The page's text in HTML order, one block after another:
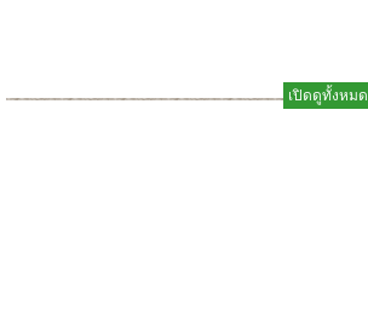
เปิดดูทั้งหมด